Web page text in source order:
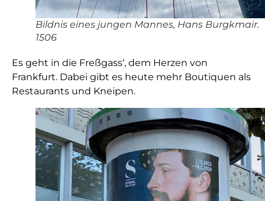
Bildnis eines jungen Mannes, Hans Burgkmair.
1506
Es geht in die Freßgass‘, dem Herzen von
Frankfurt. Dabei gibt es heute mehr Boutiquen als
Restaurants und Kneipen.